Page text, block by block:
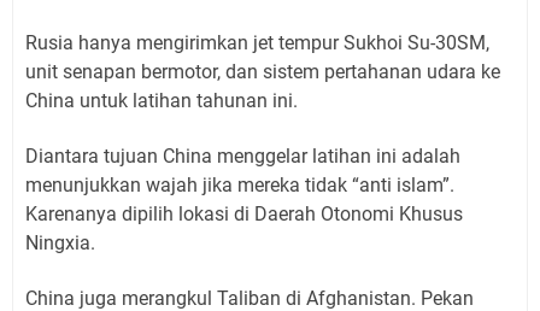
Rusia hanya mengirimkan jet tempur Sukhoi Su-30SM,
unit senapan bermotor, dan sistem pertahanan udara ke
China untuk latihan tahunan ini.
Diantara tujuan China menggelar latihan ini adalah
menunjukkan wajah jika mereka tidak “anti islam”.
Karenanya dipilih lokasi di Daerah Otonomi Khusus
Ningxia.
China juga merangkul Taliban di Afghanistan. Pekan